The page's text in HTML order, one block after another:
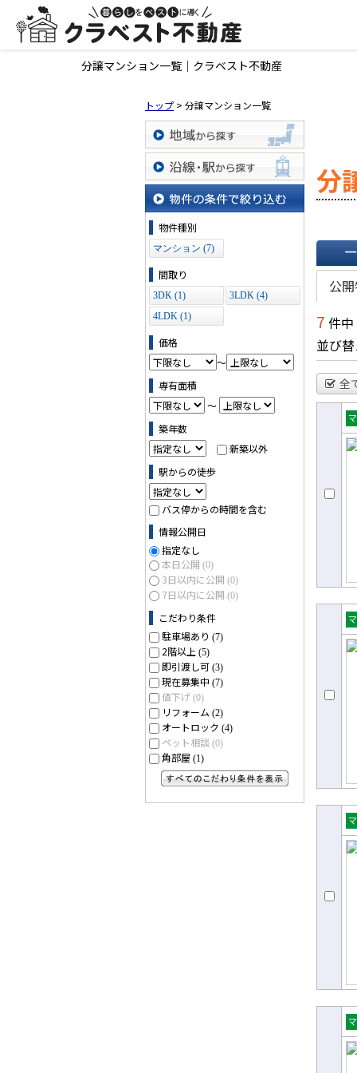
分譲マンション一覧｜クラベスト不動産
トップ > 分譲マンション一覧
地域から探す
沿線・駅から探す
物件の条件で絞り込む
物件種別
マンション (7)
間取り
3DK (1)
3LDK (4)
4LDK (1)
価格
～
専有面積
～
築年数
新築以外
駅からの徒歩
バス停からの時間を含む
情報公開日
指定なし
本日公開 (0)
3日以内に公開 (0)
7日以内に公開 (0)
こだわり条件
駐車場あり (7)
2階以上 (5)
即引渡し可 (3)
現在募集中 (7)
値下げ (0)
リフォーム (2)
オートロック (4)
ペット相談 (0)
角部屋 (1)
分
一覧
公
7 件
並び
全